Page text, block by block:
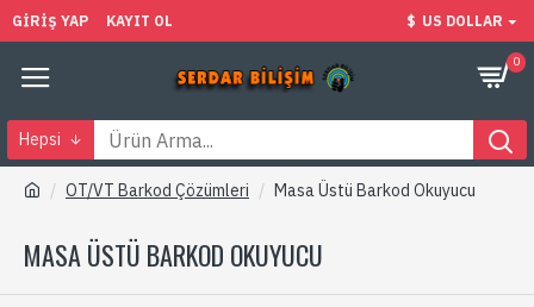
GIRIŞ YAP KAYIT OL $ US DOLLAR
0
Hepsi
OT/VT Barkod Çözümleri Masa Üstü Barkod Okuyucu
MASA ÜSTÜ BARKOD OKUYUCU